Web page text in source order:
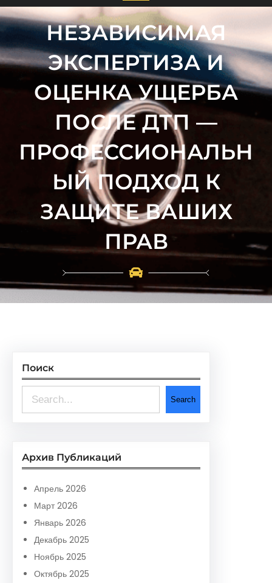
НЕЗАВИСИМАЯ
ЭКСПЕРТИЗА И
ОЦЕНКА УЩЕРБА
ПОСЛЕ ДТП —
ПРОФЕССИОНАЛЬН
ЫЙ ПОДХОД К
ЗАЩИТЕ ВАШИХ
ПРАВ
Поиск
e
r
c
h
Search
Архив Публикаций
Апрель 2026
Март 2026
Январь 2026
Декабрь 2025
Ноябрь 2025
Октябрь 2025